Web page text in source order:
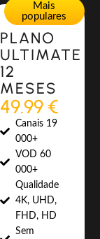
Mais
populares
PLANO
ULTIMATE
12
MESES
49.99 €
Canais 19
000+
VOD 60
000+
Qualidade
4K, UHD,
FHD, HD
Sem